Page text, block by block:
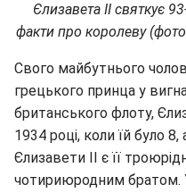
Єлизавета II святкує
факти про королеву
Свого майбутнього
грецького принца у
британського флоту,
1934 році, коли їй було
Єлизавети II є її
чотириюродним братом.